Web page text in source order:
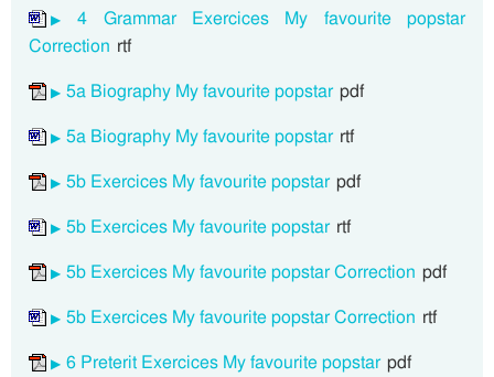
4 Grammar Exercices My favourite popstar
Correction rtf
5a Biography My favourite popstar pdf
5a Biography My favourite popstar rtf
5b Exercices My favourite popstar pdf
5b Exercices My favourite popstar rtf
5b Exercices My favourite popstar Correction pdf
5b Exercices My favourite popstar Correction rtf
6 Preterit Exercices My favourite popstar pdf